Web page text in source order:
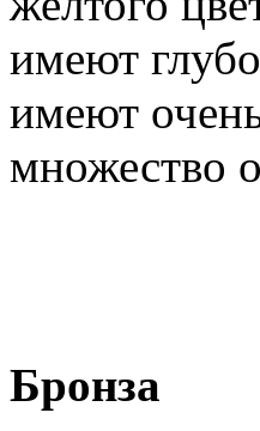
имеют
имеют
множество
Бронза